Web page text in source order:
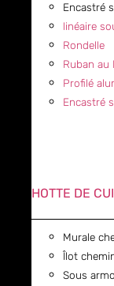
Encastré
linéaire
Rondelle
Ruban au
Profilé
Encastré
HOTTE DE
Murale
Îlot
Sous